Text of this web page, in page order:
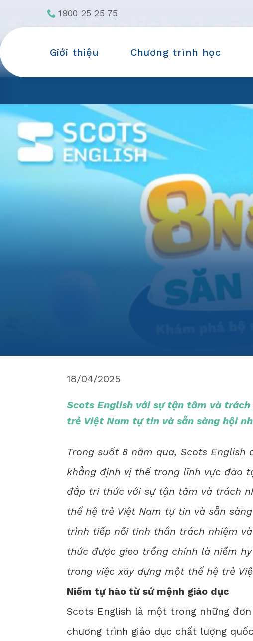
content
1900 25 25 75
Giới thiệu Chương trình học
Scots English: 8
trẻ Việt Nam
18/04/2025
Scots English với sự tận tâm và
trẻ Việt Nam tự tin và sẵn sàng hội
Trong suốt 8 năm qua, Scots English
khẳng định vị thế trong lĩnh vực đào
đắp tri thức với sự tận tâm và trách
thế hệ trẻ Việt Nam tự tin và sẵn
trình tiếp nối tinh thần trách nhiệm
thức được gieo trồng chính là niềm
trong việc xây dựng một thế hệ trẻ
Niềm tự hào từ sứ mệnh giáo dục
Scots English là một trong những
chương trình giáo dục chất lượng